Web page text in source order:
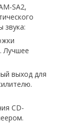
SA2,
звука:
Лучшее
выход для
CD-